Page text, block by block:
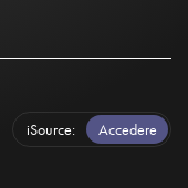
iSource Accedere